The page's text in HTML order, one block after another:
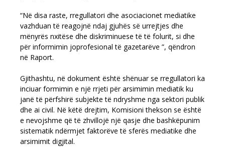
“Në disa raste, rregullatori dhe asociacionet mediatike
vazhduan të reagojnë ndaj gjuhës së urrejtjes dhe
mënyrës nxitëse dhe diskriminuese të të folurit, si dhe
për informimin joprofesional të gazetarëve ”, qëndron
në Raport.
Gjithashtu, në dokument është shënuar se rregullatori ka
inciuar formimin e një rrjeti për arsimimin mediatik ku
janë të përfshirë subjekte të ndryshme nga sektori publik
dhe ai civil. Në këtë drejtim, Komisioni thekson se është
e nevojshme që të zhvillojë një qasje dhe bashkëpunim
sistematik ndërmjet faktorëve të sferës mediatike dhe
arsimimit digjital.